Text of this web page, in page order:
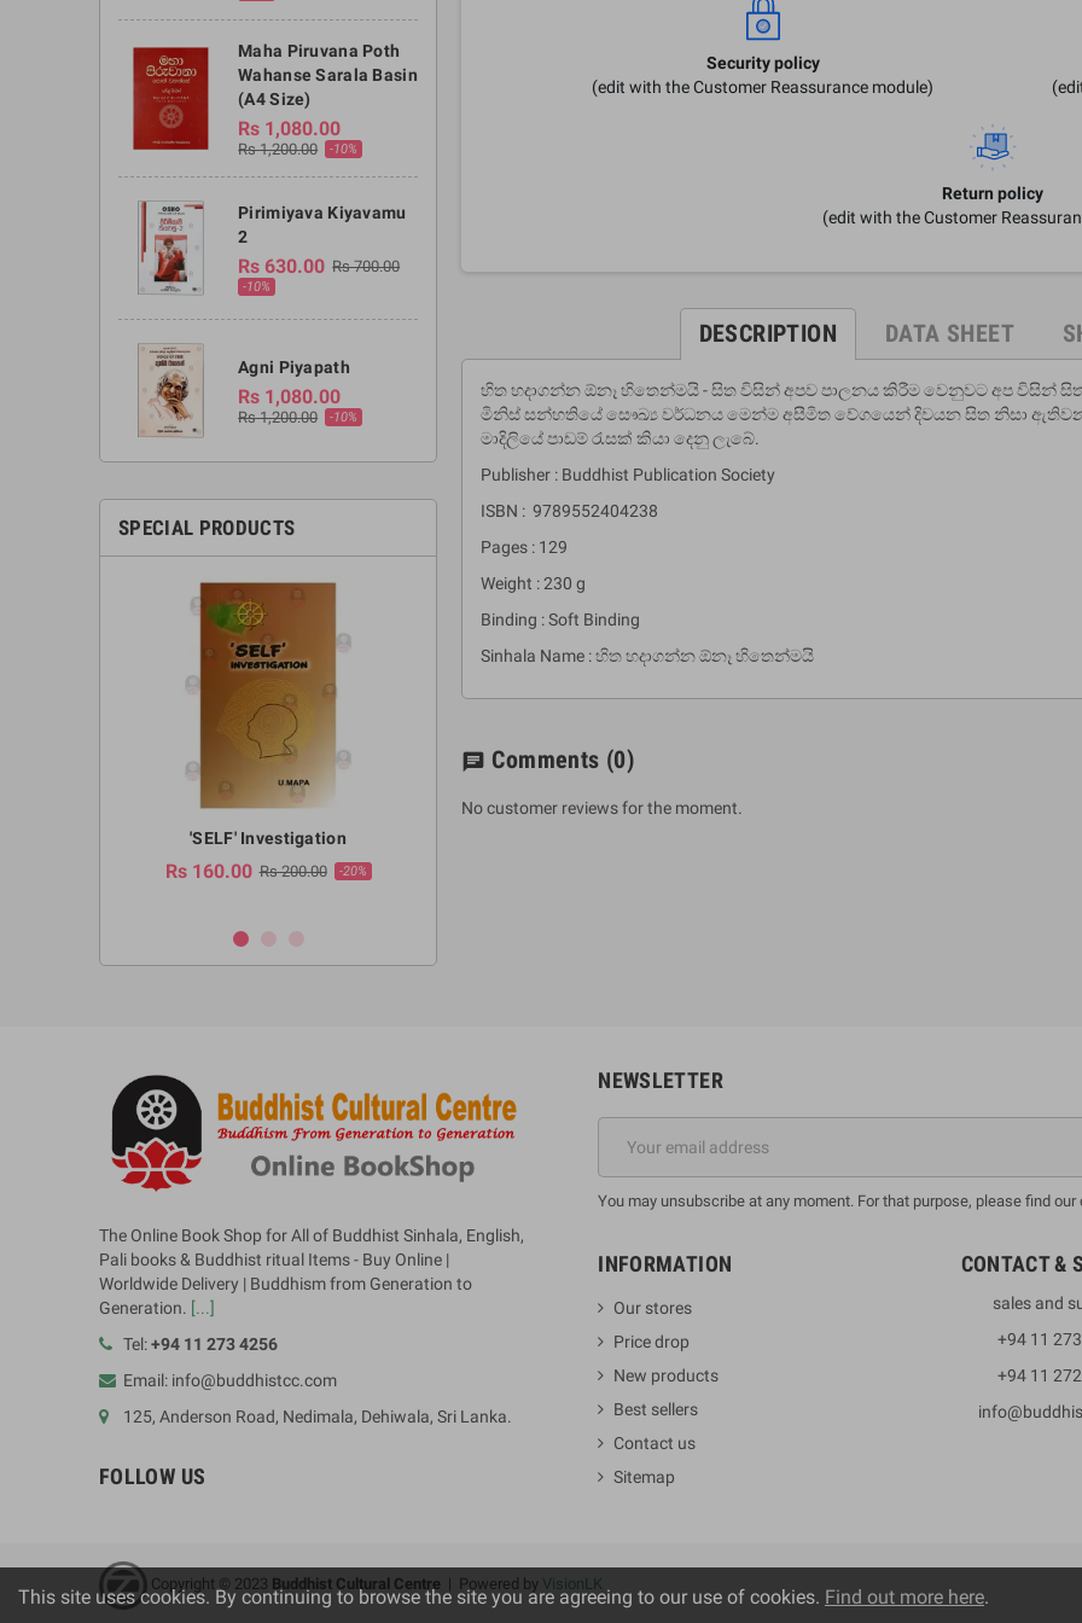
Maha Piruvana Poth
Wahanse Sarala Basin
(A4 Size)
Rs 1,080.00
Rs 1,200.00 -10%
Pirimiyava Kiyavamu
2
Rs 630.00 Rs 700.00
-10%
Agni Piyapath
Rs 1,080.00
Rs 1,200.00 -10%
SPECIAL PRODUCTS
'SELF' Investigation
Rs 160.00 Rs 200.00 -20%
Security policy
(edit with the Customer Reassurance module)
Return policy
(edit with the Customer
DESCRIPTION DATA SHEET
හිත හදාගන්න ඕනෑ හිතෙන්මයි - සිත විසින් අපව පාලනය කිරීම වෙනුවට අප විසින්
මිනිස් සන්හතියේ සෞඛ්‍ය වර්ධනය මෙන්ම අසීමිත වේගයෙන් දිවයන සිත නිසා
මාදිලියේ පාඩම් රැසක් කියා දෙනු ලැබේ.
Publisher : Buddhist Publication Society
ISBN : 9789552404238
Pages : 129
Weight : 230 g
Binding : Soft Binding
Sinhala Name : හිත හදාගන්න ඕනෑ හිතෙන්මයි
chat Comments (0)
No customer reviews for the moment.
The Online Book Shop for All of Buddhist Sinhala, English,
Pali books & Buddhist ritual Items - Buy Online |
Worldwide Delivery | Buddhism from Generation to
Generation. [...]
Tel:+94 11 273 4256
Email: info@buddhistcc.com
125, Anderson Road, Nedimala, Dehiwala, Sri Lanka.
FOLLOW US
NEWSLETTER
You may unsubscribe at any moment. For that purpose, please find
INFORMATION
Our stores
Price drop
New products
Best sellers
Contact us
Sitemap
CONTACT &
sales and
+94 11
+94 11
Copyright © 2023 Buddhist Cultural Centre | Powered by VisionLK
This site uses cookies. By continuing to browse the site you are agreeing to our use of cookies. Find out more here.